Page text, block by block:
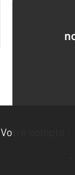
Votre compte :
Accéder à